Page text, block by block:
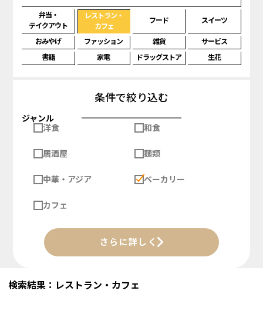
弁当・
テイクアウト
レストラン・
カフェ
フード スイーツ
おみやげ ファッション 雑貨
サービス
書籍
家電 ドラッグストア 生花
条件で絞り込む
ジャンル
洋食
和食
居酒屋 麺類
中華・アジア ベーカリー
カフェ
さらに詳しく
検索結果：レストラン・カフェ